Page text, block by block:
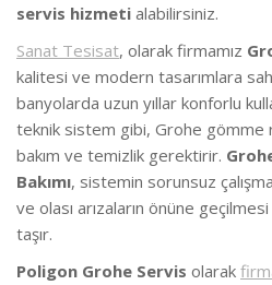
servis hizmeti alabilirsiniz.
Sanat Tesisat, olarak firmamız
kalitesi ve modern tasarımlara
banyolarda uzun yıllar konforlu
teknik sistem gibi, Grohe gömme
bakım ve temizlik gerektirir.
Bakımı, sistemin sorunsuz
ve olası arızaların önüne
taşır.
Poligon Grohe Servis olarak